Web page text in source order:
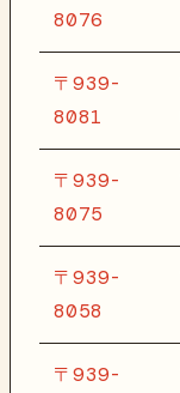
8076
〒939-
8081
〒939-
8075
〒939-
8058
〒939-